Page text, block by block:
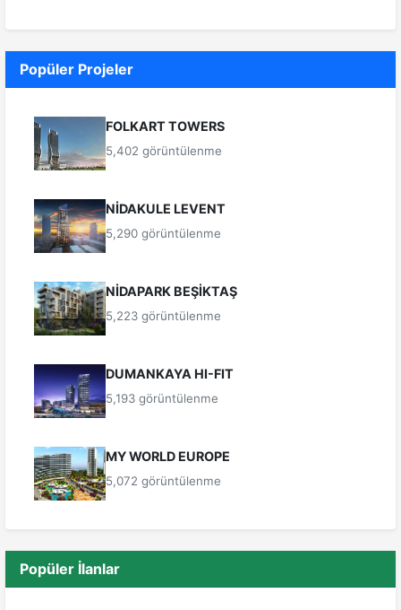
Popüler Projeler
FOLKART TOWERS
5,402 görüntülenme
NİDAKULE LEVENT
5,290 görüntülenme
NİDAPARK BEŞİKTAŞ
5,223 görüntülenme
DUMANKAYA HI-FIT
5,193 görüntülenme
MY WORLD EUROPE
5,072 görüntülenme
Popüler İlanlar